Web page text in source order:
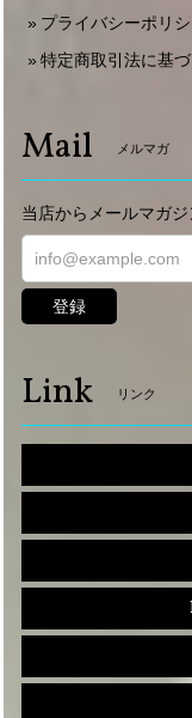
プライバシーポリ
特定商取引法に基
Mail メルマガ
当店からメールマガジ
登録
Link リンク